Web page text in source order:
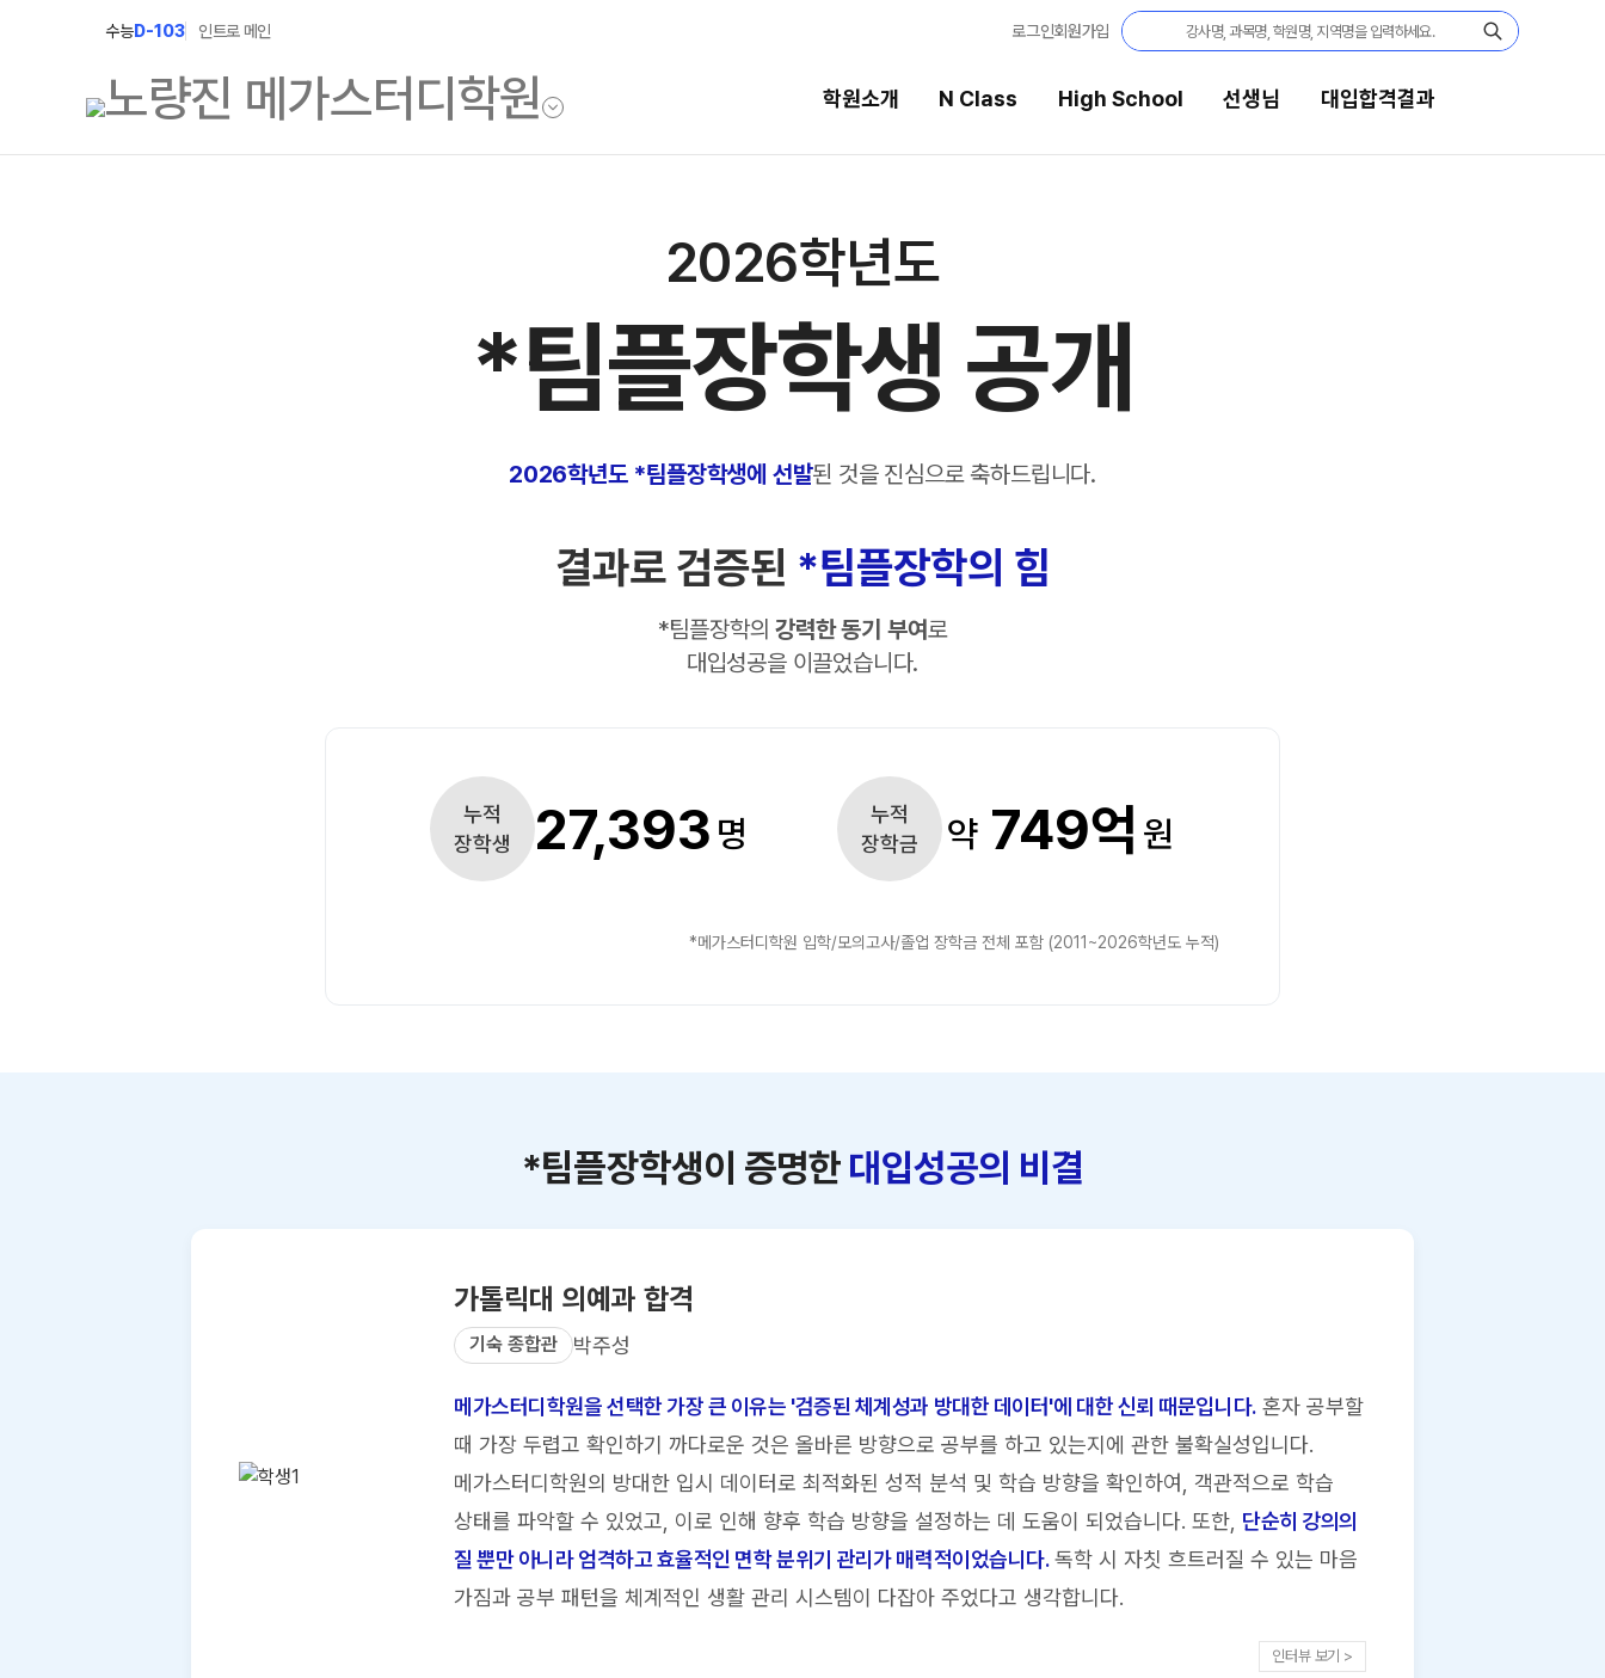
수능D-103 인트로 메인 로그인회원가입
학원소개 N Class High School 선생님 대입합격결과
2027 파이널 정규반
N
내신 성적 상승 시스템
2027 윈터스쿨
N
2026 수학 전문관
2027 수능 정시집중반
8월 단과
입시전문 담임
학습 콘텐츠
학습 콘텐츠 한눈에 보기
전국 대단위 실전 모의고사
ALPHA 모의고사
수학 아이젠
메가 스마트 리포트
실시간 질문답변 앱 QUBE
2026학년도
*팀플장학생 공개
2026학년도 *팀플장학생에 선발된 것을 진심으로 축하드립니다.
결과로 검증된 *팀플장학의 힘
*팀플장학의강력한 동기 부여로
대입성공을 이끌었습니다.
누적
장학생
27,393 명
누적
장학금
약 749억 원
*메가스터디학원 입학/모의고사/졸업 장학금 전체 포함 (2011~2026학년도 누적)
*팀플장학생이 증명한 대입성공의 비결
가톨릭대 의예과 합격
기숙 종합관 박주성
메가스터디학원을 선택한 가장 큰 이유는 '검증된 체계성과 방대한 데이터'에 대한 신뢰 때문입니다.혼자 공부할
때 가장 두렵고 확인하기 까다로운 것은 올바른 방향으로 공부를 하고 있는지에 관한 불확실성입니다.
메가스터디학원의 방대한 입시 데이터로 최적화된 성적 분석 및 학습 방향을 확인하여, 객관적으로 학습
상태를 파악할 수 있었고, 이로 인해 향후 학습 방향을 설정하는 데 도움이 되었습니다. 또한, 단순히 강의의
질 뿐만 아니라 엄격하고 효율적인 면학 분위기 관리가 매력적이었습니다.독학 시 자칫 흐트러질 수 있는 마음
가짐과 공부 패턴을 체계적인 생활 관리 시스템이 다잡아 주었다고 생각합니다.
인터뷰 보기 >